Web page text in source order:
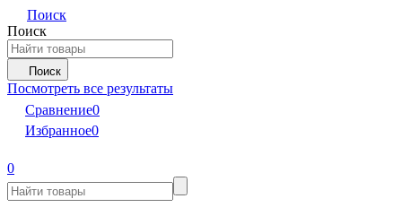
Поиск
Поиск
Поиск
Посмотреть все результаты
Сравнение0
Избранное0
0